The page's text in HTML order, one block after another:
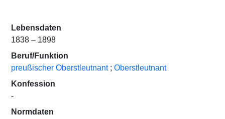
Lebensdaten
1838 – 1898
Beruf/Funktion
preußischer Oberstleutnant ; Oberstleutnant
Konfession
-
Normdaten